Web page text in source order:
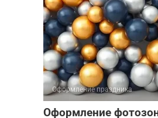
Оформление праздника
Оформление